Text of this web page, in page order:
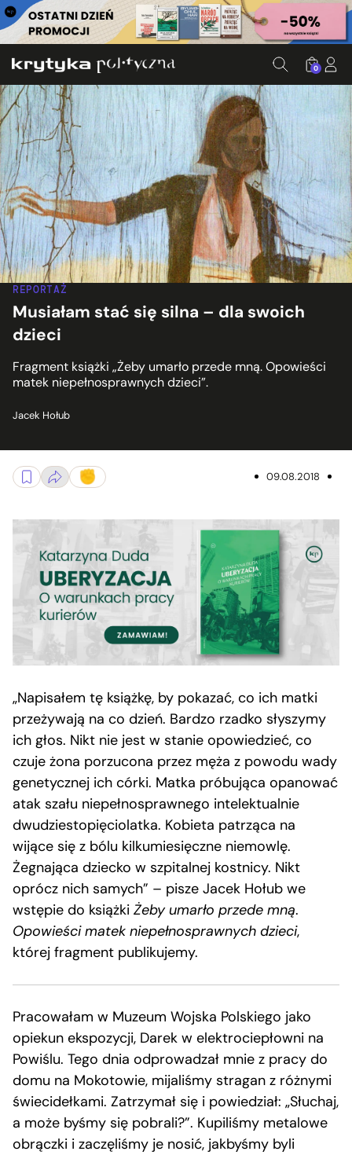
0
REPORTAŻ
Musiałam stać się silna – dla swoich
dzieci
Fragment książki „Żeby umarło przede mną. Opowieści
matek niepełnosprawnych dzieci”.
Jacek Hołub
09.08.2018
„Napisałem tę książkę, by pokazać, co ich matki
przeżywają na co dzień. Bardzo rzadko słyszymy
ich głos. Nikt nie jest w stanie opowiedzieć, co
czuje żona porzucona przez męża z powodu wady
genetycznej ich córki. Matka próbująca opanować
atak szału niepełnosprawnego intelektualnie
dwudziestopięciolatka. Kobieta patrząca na
wijące się z bólu kilkumiesięczne niemowlę.
Żegnająca dziecko w szpitalnej kostnicy. Nikt
oprócz nich samych” – pisze Jacek Hołub we
wstępie do książki Żeby umarło przede mną.
Opowieści matek niepełnosprawnych dzieci,
której fragment publikujemy.
Pracowałam w Muzeum Wojska Polskiego jako
opiekun ekspozycji, Darek w elektrociepłowni na
Powiślu. Tego dnia odprowadzał mnie z pracy do
domu na Mokotowie, mijaliśmy stragan z różnymi
świecidełkami. Zatrzymał się i powiedział: „Słuchaj,
a może byśmy się pobrali?”. Kupiliśmy metalowe
obrączki i zaczęliśmy je nosić, jakbyśmy byli